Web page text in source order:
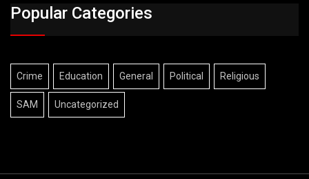
Popular Categories
Crime Education General Political Religious
SAM Uncategorized